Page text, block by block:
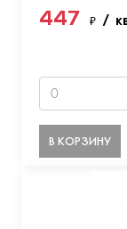
447 ₽ /
В КОРЗИНУ